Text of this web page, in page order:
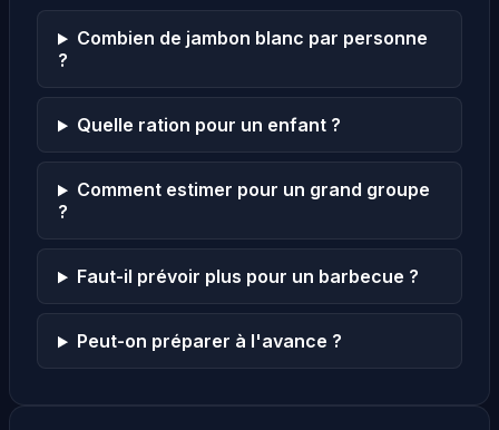
Combien de jambon blanc par personne
?
Quelle ration pour un enfant ?
Comment estimer pour un grand groupe
?
Faut-il prévoir plus pour un barbecue ?
Peut-on préparer à l'avance ?